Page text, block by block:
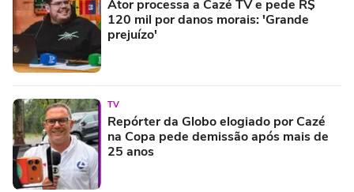
Ator processa a Cazé TV e pede R$
120 mil por danos morais: 'Grande
prejuízo'
TV
Repórter da Globo elogiado por Cazé
na Copa pede demissão após mais de
25 anos